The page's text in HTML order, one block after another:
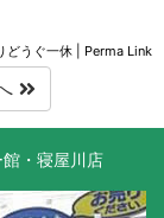
どうぐ一休 Perma Link
・寝屋川店